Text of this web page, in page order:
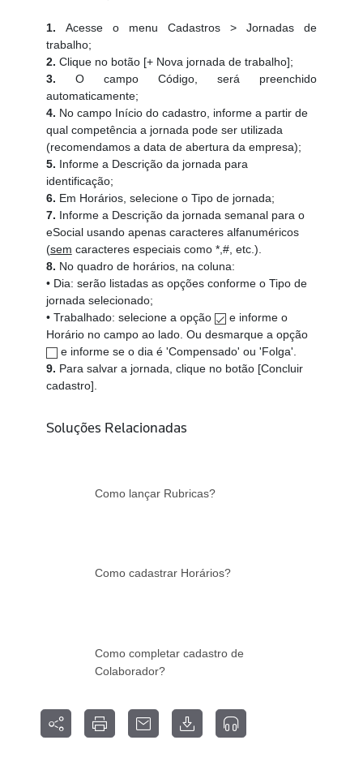
1. Acesse o menu Cadastros > Jornadas de
trabalho;
2. Clique no botão [+ Nova jornada de trabalho];
3. O campo Código, será preenchido
automaticamente;
4. No campo Início do cadastro, informe a partir de
qual competência a jornada pode ser utilizada
(recomendamos a data de abertura da empresa);
5. Informe a Descrição da jornada para
identificação;
6. Em Horários, selecione o Tipo de jornada;
7. Informe a Descrição da jornada semanal para o
eSocial usando apenas caracteres alfanuméricos
(sem caracteres especiais como *,#, etc.).
8. No quadro de horários, na coluna:
• Dia: serão listadas as opções conforme o Tipo de
jornada selecionado;
• Trabalhado: selecione a opção
e informe o
Horário no campo ao lado. Ou desmarque a opção
e informe se o dia é 'Compensado' ou 'Folga'.
9. Para salvar a jornada, clique no botão [Concluir
cadastro].
Soluções Relacionadas
Como lançar Rubricas?
Como cadastrar Horários?
Como completar cadastro de
Colaborador?